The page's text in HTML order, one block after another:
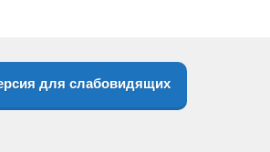
для слабовидящих